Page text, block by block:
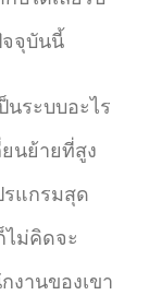
จจุบันนี้
ระบบอะไร
นย้ายที่สูง
รแกรมสุด
ไม่คิดจะ
งานของเขา